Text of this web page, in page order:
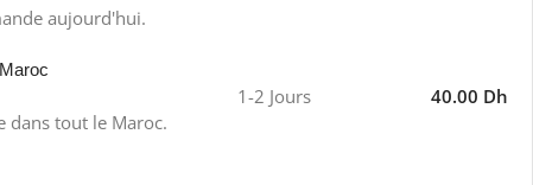
aujourd'hui.
dans tout le Maroc.
1-2 Jours 40.00 Dh